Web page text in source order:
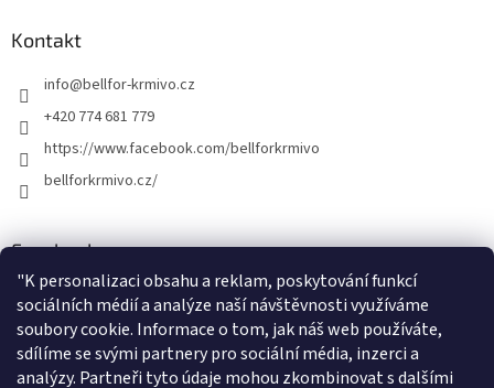
"K personalizaci obsahu a reklam, poskytování funkcí
sociálních médií a analýze naší návštěvnosti využíváme
soubory cookie. Informace o tom, jak náš web používáte,
sdílíme se svými partnery pro sociální média, inzerci a
analýzy. Partneři tyto údaje mohou zkombinovat s dalšími
Kontakt
info@bellfor-krmivo.cz
+420 774 681 779
https://www.facebook.com/bellforkrmivo
bellforkrmivo.cz/
Facebook
Instagram